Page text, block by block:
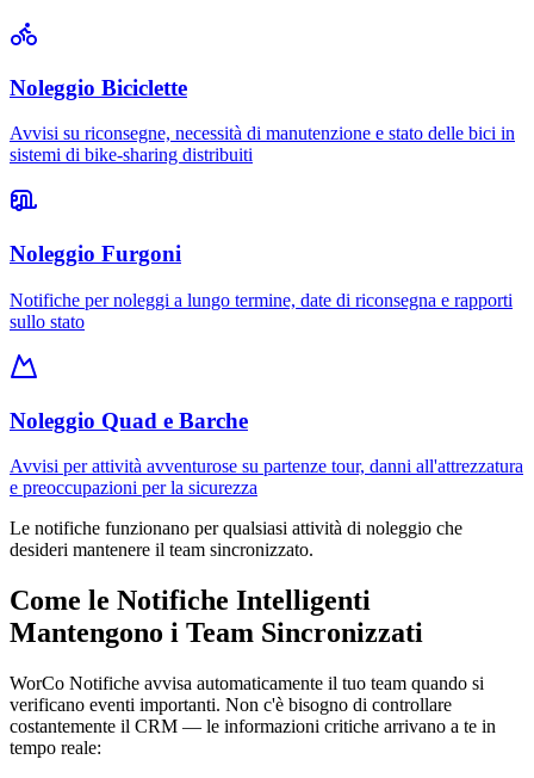
Noleggio Biciclette
Avvisi su riconsegne, necessità di manutenzione e stato delle bici in
sistemi di bike-sharing distribuiti
Noleggio Furgoni
Notifiche per noleggi a lungo termine, date di riconsegna e rapporti
sullo stato
Noleggio Quad e Barche
Avvisi per attività avventurose su partenze tour, danni all'attrezzatura
e preoccupazioni per la sicurezza
Le notifiche funzionano per qualsiasi attività di noleggio che
desideri mantenere il team sincronizzato.
Come le Notifiche Intelligenti
Mantengono i Team Sincronizzati
WorCo Notifiche avvisa automaticamente il tuo team quando si
verificano eventi importanti. Non c'è bisogno di controllare
costantemente il CRM — le informazioni critiche arrivano a te in
tempo reale: